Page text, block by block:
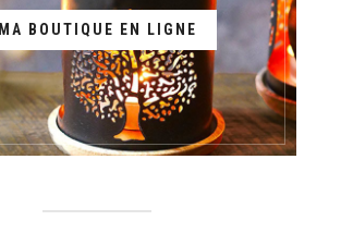
MA BOUTIQUE EN LIGNE